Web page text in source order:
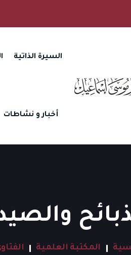
السيرة الذاتية
أخبار و نشاطات
المكتبة العلمية